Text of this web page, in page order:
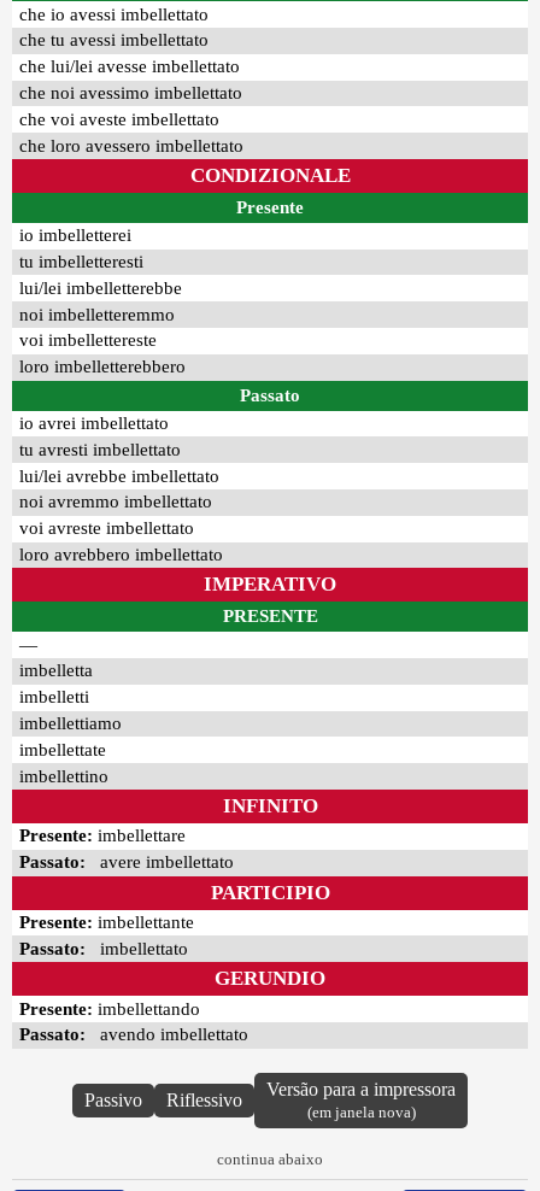
che io avessi imbellettato
che tu avessi imbellettato
che lui/lei avesse imbellettato
che noi avessimo imbellettato
che voi aveste imbellettato
che loro avessero imbellettato
CONDIZIONALE
Presente
io imbelletterei
tu imbelletteresti
lui/lei imbelletterebbe
noi imbelletteremmo
voi imbellettereste
loro imbelletterebbero
Passato
io avrei imbellettato
tu avresti imbellettato
lui/lei avrebbe imbellettato
noi avremmo imbellettato
voi avreste imbellettato
loro avrebbero imbellettato
IMPERATIVO
PRESENTE
—
imbelletta
imbelletti
imbellettiamo
imbellettate
imbellettino
INFINITO
Presente: imbellettare
Passato: avere imbellettato
PARTICIPIO
Presente: imbellettante
Passato: imbellettato
GERUNDIO
Presente: imbellettando
Passato: avendo imbellettato
Passivo Riflessivo
Versão para a impressora
(em janela nova)
continua abaixo